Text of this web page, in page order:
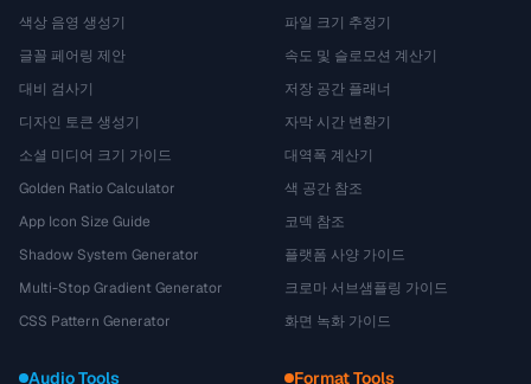
색상 음영 생성기
글꼴 페어링 제안
대비 검사기
디자인 토큰 생성기
소셜 미디어 크기 가이드
Golden Ratio Calculator
App Icon Size Guide
Shadow System Generator
Multi-Stop Gradient Generator
CSS Pattern Generator
파일 크기 추정기
속도 및 슬로모션 계산기
저장 공간 플래너
자막 시간 변환기
대역폭 계산기
색 공간 참조
코덱 참조
플랫폼 사양 가이드
크로마 서브샘플링 가이드
화면 녹화 가이드
Audio Tools Format Tools